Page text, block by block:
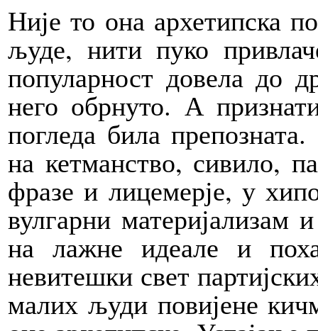
Није то она архетипска
људе, нити пуко
популарност довела до
него обрнуто. А
погледа била
на кетманство, сивило,
фразе и лицемерје, у
вулгарни материјализам
на лажне идеале и
невитешки свет
малих људи повијене